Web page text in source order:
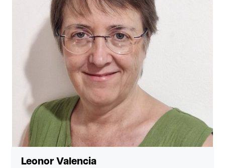
Leonor Valencia